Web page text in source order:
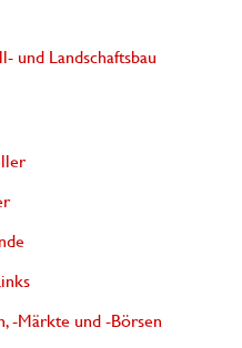
und Landschaftsbau
-Märkte und -Börsen